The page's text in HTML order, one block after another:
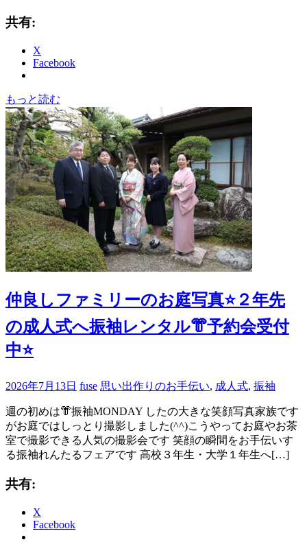
共有:
X
Facebook
もっと読む
仲良しファミリーのお庭写真⭐️２年先
の成人式へ振袖レンタル👘予約会受付
中⭐️
2026年7月13日 fuse 思い出作りのお手伝い, 成人式, 振袖
週の初めは👘振袖MONDAY したの大きな笑顔写真家族です
がお庭ではしっとり撮影しました(^^)こうやってお庭やお茶
室で撮影できる人気の撮影会です 笑顔の瞬間をお手伝いす
る振袖れんたるフェアです 高校３年生・大学１年生へ[…]
共有:
X
Facebook